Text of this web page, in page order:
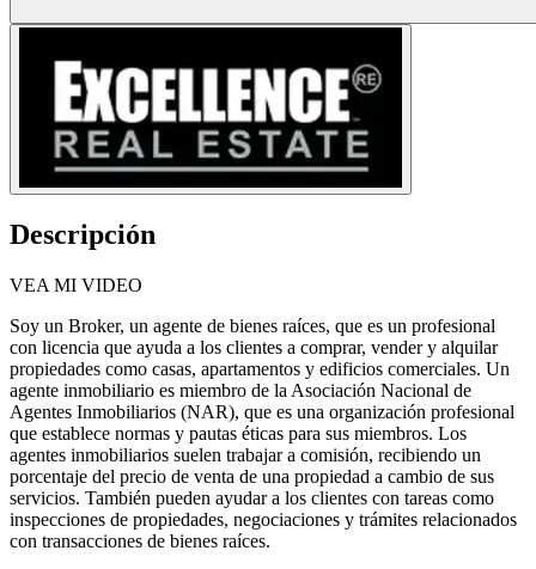
Descripción
VEA MI VIDEO
Soy un Broker, un agente de bienes raíces, que es un profesional
con licencia que ayuda a los clientes a comprar, vender y alquilar
propiedades como casas, apartamentos y edificios comerciales. Un
agente inmobiliario es miembro de la Asociación Nacional de
Agentes Inmobiliarios (NAR), que es una organización profesional
que establece normas y pautas éticas para sus miembros. Los
agentes inmobiliarios suelen trabajar a comisión, recibiendo un
porcentaje del precio de venta de una propiedad a cambio de sus
servicios. También pueden ayudar a los clientes con tareas como
inspecciones de propiedades, negociaciones y trámites relacionados
con transacciones de bienes raíces.